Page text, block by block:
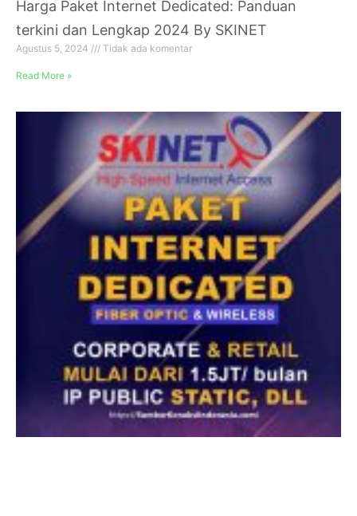
Harga Paket Internet Dedicated: Panduan
terkini dan Lengkap 2024 By SKINET
Agustus 5, 2024 Tidak ada komentar
Read More »